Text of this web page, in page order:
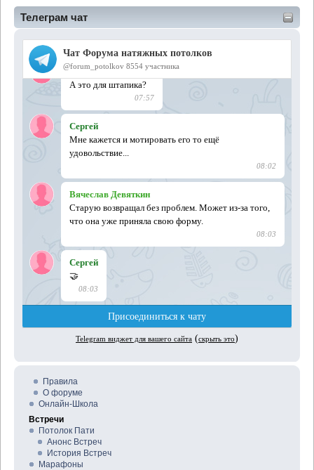
Телеграм чат
Правила
О форуме
Онлайн-Школа
Встречи
Потолок Пати
Анонс Встреч
История Встреч
Марафоны